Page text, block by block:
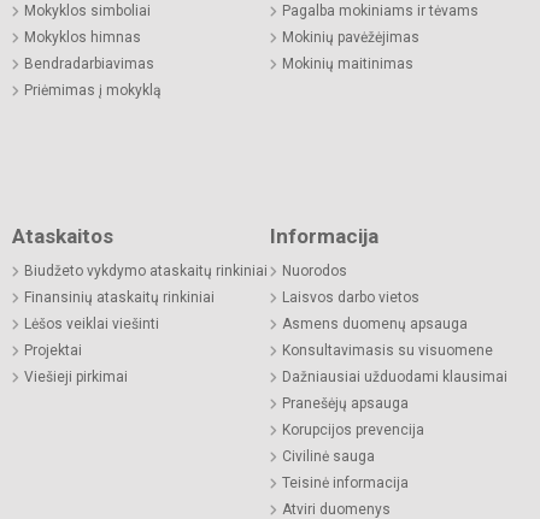
Mokyklos simboliai
Mokyklos himnas
Bendradarbiavimas
Priėmimas į mokyklą
Pagalba mokiniams ir tėvams
Mokinių pavėžėjimas
Mokinių maitinimas
Ataskaitos
Biudžeto vykdymo ataskaitų rinkiniai
Finansinių ataskaitų rinkiniai
Lėšos veiklai viešinti
Projektai
Viešieji pirkimai
Informacija
Nuorodos
Laisvos darbo vietos
Asmens duomenų apsauga
Konsultavimasis su visuomene
Dažniausiai užduodami klausimai
Pranešėjų apsauga
Korupcijos prevencija
Civilinė sauga
Teisinė informacija
Atviri duomenys